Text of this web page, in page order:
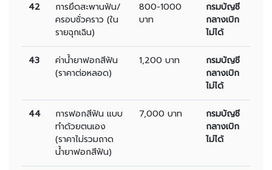
42
การยึดสะพานฟัน/
ครอบชั่วคราว (ใน
รายฉุกเฉิน)
800-1000
บาท
กรมบัญชี
กลางเบิก
ไม่ได้
43
ค่าน้ำยาฟอกสีฟัน
(ราคาต่อหลอด)
1,200 บาท
กรมบัญชี
กลางเบิก
ไม่ได้
44
การฟอกสีฟัน แบบ
ทำด้วยตนเอง
(ราคาไม่รวมถาด
น้ำยาฟอกสีฟัน)
7,000 บาท
กรมบัญชี
กลางเบิก
ไม่ได้